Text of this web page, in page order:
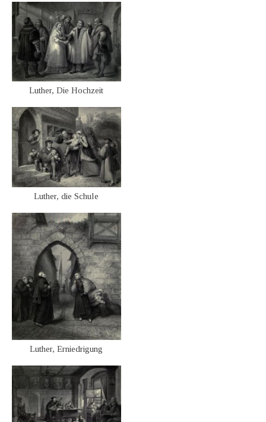
Luther, Die Hochzeit
Luther, die Schule
Luther, Erniedrigung